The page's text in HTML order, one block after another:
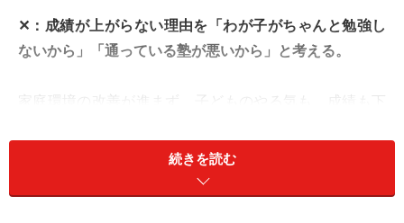
✕：成績が上がらない理由を「わが子がちゃんと勉強し
ないから」「通っている塾が悪いから」と考える。
家庭環境の改善が進まず、子どものやる気も、成績も下
〇：成績が上がらない理由をいろいろな角度から考え
る。その中で、親にコントロールできるものは何かを見
続きを読む